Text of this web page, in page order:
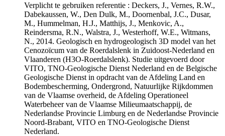
Verplicht te gebruiken referentie : Deckers, J., Vernes, R.W.,
Dabekaussen, W., Den Dulk, M., Doornenbal, J.C., Dusar,
M., Hummelman, H.J., Matthijs, J., Menkovic, A.,
Reindersma, R.N., Walstra, J., Westerhoff, W.E., Witmans,
N., 2014. Geologisch en hydrogeologisch 3D model van het
Cenozoïcum van de Roerdalslenk in Zuidoost-Nederland en
Vlaanderen (H3O-Roerdalslenk). Studie uitgevoerd door
VITO, TNO-Geologische Dienst Nederland en de Belgische
Geologische Dienst in opdracht van de Afdeling Land en
Bodembescherming, Ondergrond, Natuurlijke Rijkdommen
van de Vlaamse overheid, de Afdeling Operationeel
Waterbeheer van de Vlaamse Milieumaatschappij, de
Nederlandse Provincie Limburg en de Nederlandse Provincie
Noord-Brabant, VITO en TNO-Geologische Dienst
Nederland.